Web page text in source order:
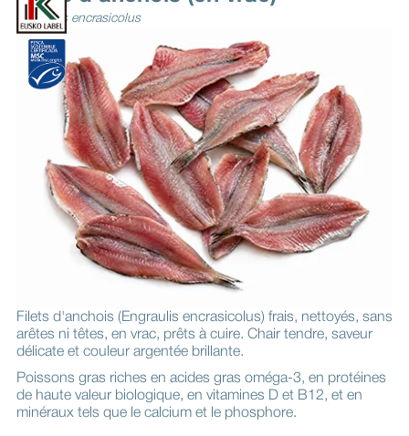
Engraulis encrasicolus
Filets d'anchois (Engraulis encrasicolus) frais, nettoyés, sans
arêtes ni têtes, en vrac, prêts à cuire. Chair tendre, saveur
délicate et couleur argentée brillante.
Poissons gras riches en acides gras oméga-3, en protéines
de haute valeur biologique, en vitamines D et B12, et en
minéraux tels que le calcium et le phosphore.